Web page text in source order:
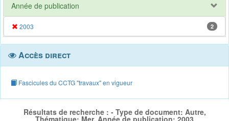
Année de publication
2003 2
Accès direct
Fascicules du CCTG "travaux" en vigueur
Résultats de recherche : - Type de document: Autre,
Thématique: Mer, Année de publication: 2003